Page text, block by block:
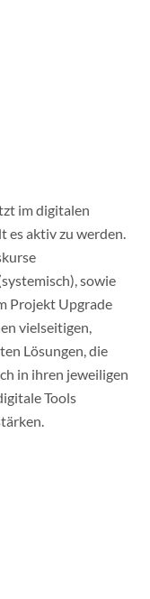
im digitalen
es aktiv zu werden.
sowie
Projekt Upgrade
vielseitigen,
Lösungen, die
in ihren jeweiligen
Tools